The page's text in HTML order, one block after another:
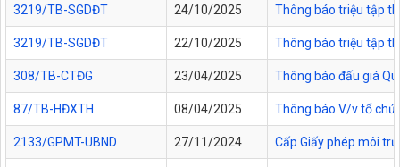
3219/TB-SGDĐT 24/10/2025 Thông báo triệu tập
3219/TB-SGDĐT 22/10/2025 Thông báo triệu tập
308/TB-CTĐG 23/04/2025 Thông báo đấu giá
87/TB-HĐXTH 08/04/2025 Thông báo V/v tổ
2133/GPMT-UBND 27/11/2024 Cấp Giấy phép môi